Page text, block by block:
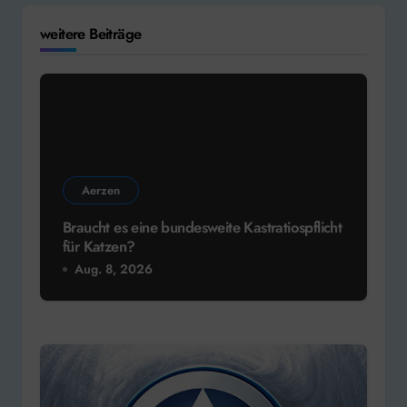
weitere Beiträge
Aerzen
Braucht es eine bundesweite Kastratiospflicht
für Katzen?
Aug. 8, 2026